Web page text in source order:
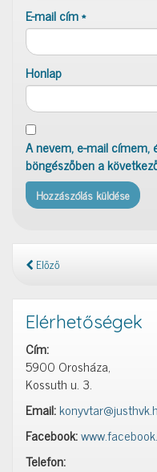
E-mail cím*
Honlap
A nevem, e-mail
böngészőben a
Előző
Elérhetőségek
Cím:
5900 Orosháza,
Kossuth u. 3.
Email:
Facebook:
Telefon: